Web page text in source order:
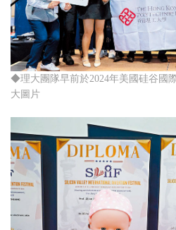
◆理大團隊早前於2024年美國硅谷國
大圖片